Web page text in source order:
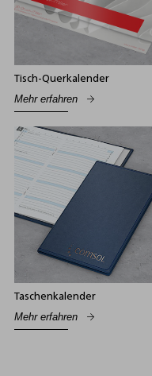
Tisch-Querkalender
Mehr erfahren
Taschenkalender
Mehr erfahren